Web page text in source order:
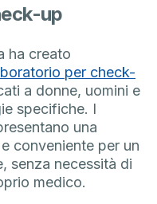
up
ha creato
per check-
a donne, uomini e
specifiche. I
una
conveniente per un
senza necessità di
medico.